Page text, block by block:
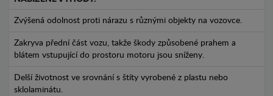
Zvýšená odolnost proti nárazu s různými objekty na vozovce.
Zakryva přední část vozu, takže škody způsobené prahem a
blátem vstupující do prostoru motoru jsou sníženy.
Delší životnost ve srovnání s štíty vyrobené z plastu nebo
sklolaminátu.